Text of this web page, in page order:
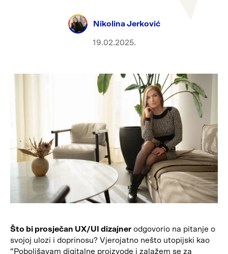
Nikolina Jerković
19.02.2025.
Što bi prosječan UX/UI dizajnerodgovorio na pitanje o
svojoj ulozi i doprinosu? Vjerojatno nešto utopijski kao
“Poboljšavam digitalne proizvode i zalažem se za